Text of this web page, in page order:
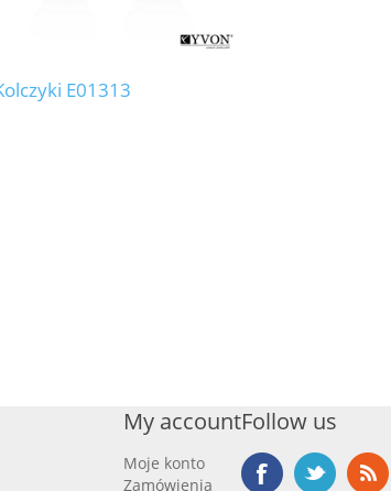
E01313
My account
Moje konto
Zamówienia
Follow us